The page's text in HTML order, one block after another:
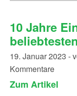
10 Jahre
19. Januar 2023 -
Kommentare
Zum Artikel